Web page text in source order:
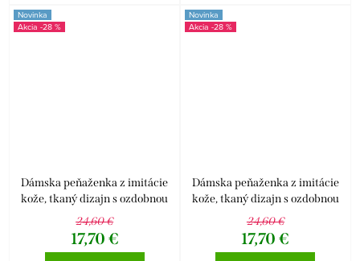
Novinka
-28 %
Dámska peňaženka z imitácie
kože, tkaný dizajn s ozdobnou
prackou šedá.
24,60 €
17,70 €
Novinka
-28 %
Dámska peňaženka z imitácie
kože, tkaný dizajn s ozdobnou
prackou hnedá.
24,60 €
17,70 €